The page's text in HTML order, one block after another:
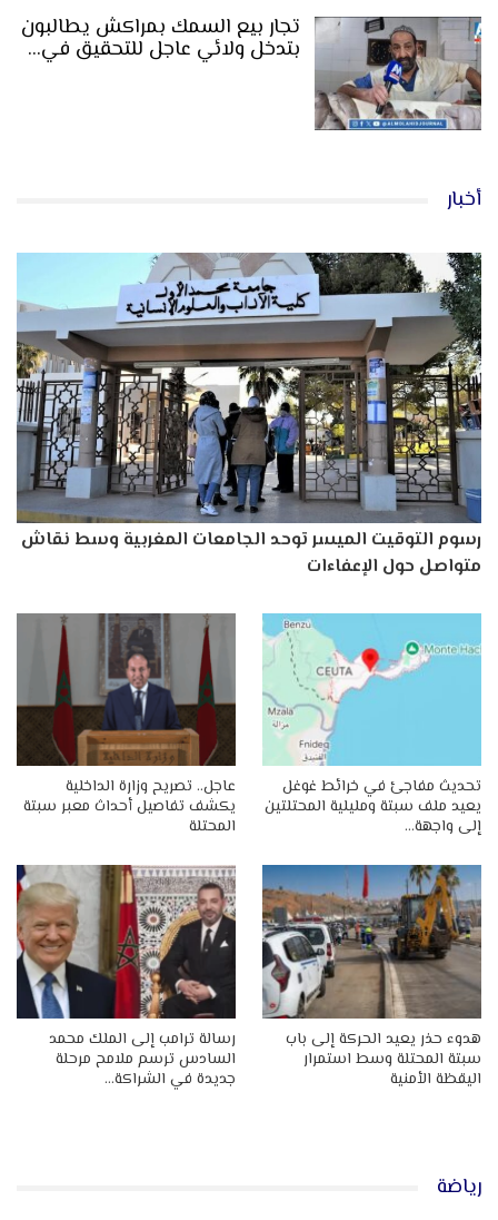
تجار بيع السمك بمراكش يطالبون
بتدخل ولائي عاجل للتحقيق في…
أخبار
رسوم التوقيت الميسر توحد الجامعات المغربية وسط نقاش
متواصل حول الإعفاءات
تحديث مفاجئ في خرائط غوغل
يعيد ملف سبتة ومليلية المحتلتين
إلى واجهة…
عاجل.. تصريح وزارة الداخلية
يكشف تفاصيل أحداث معبر سبتة
المحتلة
هدوء حذر يعيد الحركة إلى باب
سبتة المحتلة وسط استمرار
اليقظة الأمنية
رسالة ترامب إلى الملك محمد
السادس ترسم ملامح مرحلة
جديدة في الشراكة…
رياضة